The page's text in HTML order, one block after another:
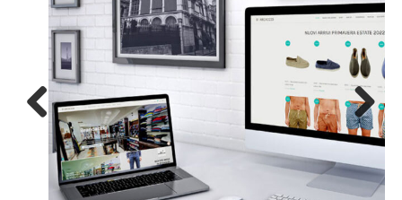
Previous Next